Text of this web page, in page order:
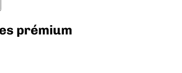
prémium